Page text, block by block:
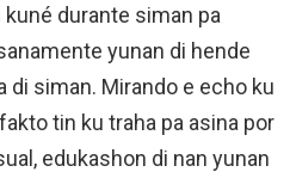
durante siman pa
yunan di hende
di siman. Mirando e echo ku
tin ku traha pa asina por
edukashon di nan yunan